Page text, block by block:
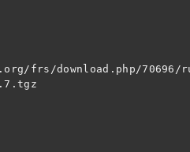
frs/download.php/70696/